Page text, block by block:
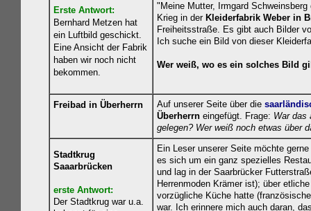
Erste Antwort:
Bernhard Metzen hat
ein Luftbild geschickt.
Eine Ansicht der Fabrik
haben wir noch nicht
bekommen.
"Meine Mutter, Irmgard
Krieg in derKleiderfabrik Weber in
Freiheitsstraße. Es gibt auch Bilder
Ich suche ein Bild von dieser
Wer weiß, wo es ein solches Bild
Freibad in Überherrn Auf unserer Seite über die
Überherrn eingefügt. Frage: War das
gelegen? Wer weiß noch etwas über
Stadtkrug
Saaarbrücken
erste Antwort:
Der Stadtkrug war u.a.
Ein Leser unserer Seite möchte
es sich um ein ganz spezielles
und lag in der Saarbrücker
Herrenmoden Krämer ist); über
vorzügliche Küche hatte
war. Ich erinnere mich auch daran,